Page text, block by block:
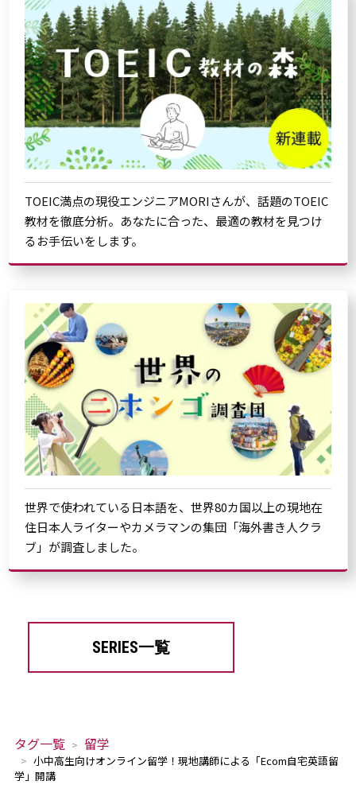
TOEIC満点の現役エンジニアMORIさんが、話題のTOEIC
教材を徹底分析。あなたに合った、最適の教材を見つけ
るお手伝いをします。
世界で使われている日本語を、世界80カ国以上の現地在
住日本人ライターやカメラマンの集団「海外書き人クラ
ブ」が調査しました。
SERIES一覧
タグ一覧 留学
小中高生向けオンライン留学！現地講師による「Ecom自宅英語留
学」開講